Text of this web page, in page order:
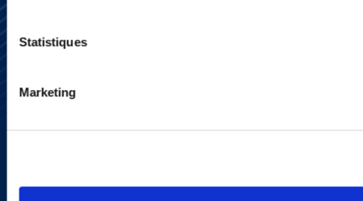
Statistiques
Marketing
S’abonner
YouTube